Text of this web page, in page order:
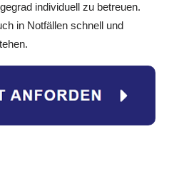
individuell zu betreuen.
in Notfällen schnell und